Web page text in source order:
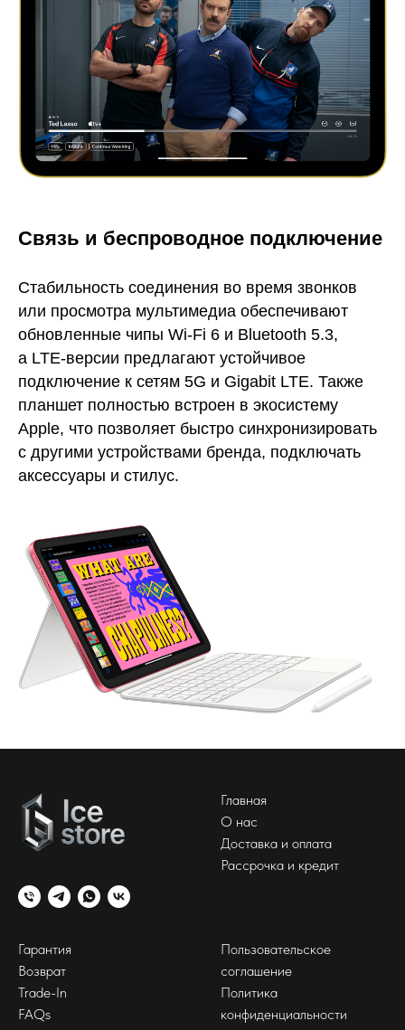
Связь и беспроводное подключение
Стабильность соединения во время звонков
или просмотра мультимедиа обеспечивают
обновленные чипы Wi-Fi 6 и Bluetooth 5.3,
а LTE-версии предлагают устойчивое
подключение к сетям 5G и Gigabit LTE. Также
планшет полностью встроен в экосистему
Apple, что позволяет быстро синхронизировать
с другими устройствами бренда, подключать
аксессуары и стилус.
Главная
О нас
Доставка и оплата
Рассрочка и кредит
Гарантия
Возврат
Trade-In
FAQs
Пользовательское
соглашение
Политика
конфиденциальности